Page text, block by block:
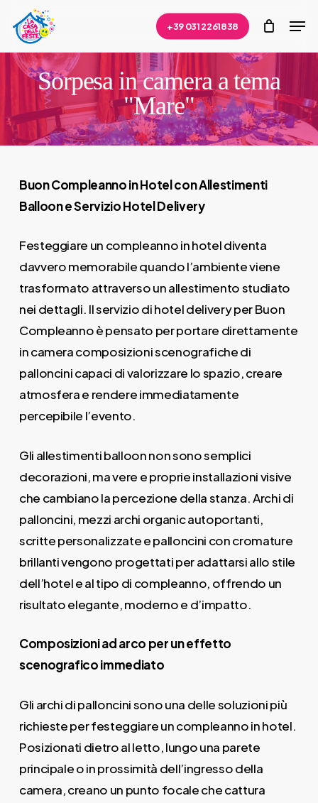
main
content
+39 031 2261838
Sorpesa in camera a tema
"Mare"
Buon Compleanno in Hotel con Allestimenti
Balloon e Servizio Hotel Delivery
Festeggiare un compleanno in hotel diventa
davvero memorabile quando l’ambiente viene
trasformato attraverso un allestimento studiato
nei dettagli. Il servizio di hotel delivery per Buon
Compleanno è pensato per portare direttamente
in camera composizioni scenografiche di
palloncini capaci di valorizzare lo spazio, creare
atmosfera e rendere immediatamente
percepibile l’evento.
Gli allestimenti balloon non sono semplici
decorazioni, ma vere e proprie installazioni visive
che cambiano la percezione della stanza. Archi di
palloncini, mezzi archi organic autoportanti,
scritte personalizzate e palloncini con cromature
brillanti vengono progettati per adattarsi allo stile
dell’hotel e al tipo di compleanno, offrendo un
risultato elegante, moderno e d’impatto.
Composizioni ad arco per un effetto
scenografico immediato
Gli archi di palloncini sono una delle soluzioni più
richieste per festeggiare un compleanno in hotel.
Posizionati dietro al letto, lungo una parete
principale o in prossimità dell’ingresso della
camera, creano un punto focale che cattura